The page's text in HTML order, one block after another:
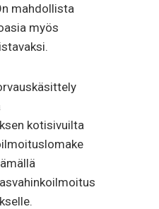
mahdollista
myös
kotisivuilta